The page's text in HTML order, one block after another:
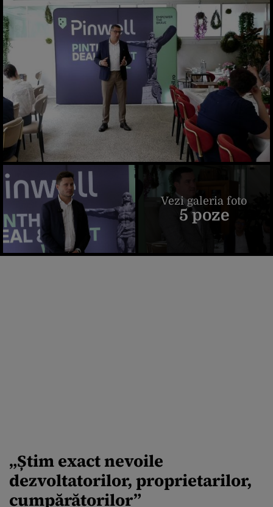
Vezi galeria foto
5 poze
„Știm exact nevoile
dezvoltatorilor, proprietarilor,
cumpărătorilor”